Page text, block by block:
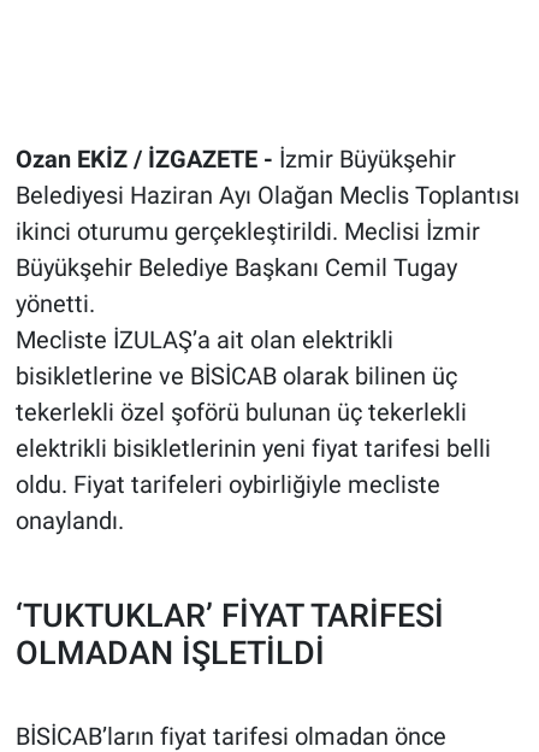
Ozan EKİZ / İZGAZETE - İzmir Büyükşehir
Belediyesi Haziran Ayı Olağan Meclis Toplantısı
ikinci oturumu gerçekleştirildi. Meclisi İzmir
Büyükşehir Belediye Başkanı Cemil Tugay
yönetti.
Mecliste İZULAŞ’a ait olan elektrikli
bisikletlerine ve BİSİCAB olarak bilinen üç
tekerlekli özel şoförü bulunan üç tekerlekli
elektrikli bisikletlerinin yeni fiyat tarifesi belli
oldu. Fiyat tarifeleri oybirliğiyle mecliste
onaylandı.
‘TUKTUKLAR’ FİYAT TARİFESİ
OLMADAN İŞLETİLDİ
BİSİCAB’ların fiyat tarifesi olmadan önce